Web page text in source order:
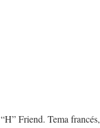
“H” Friend. Tema